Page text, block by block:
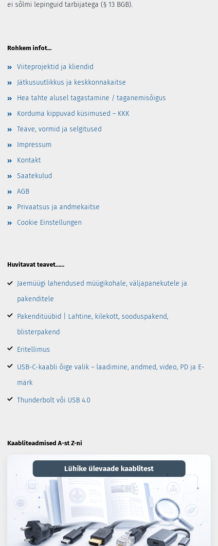
ei sõlmi lepinguid tarbijatega (§ 13 BGB).
Rohkem infot...
Viiteprojektid ja kliendid
Jätkusuutlikkus ja keskkonnakaitse
Hea tahte alusel tagastamine / taganemisõigus
Korduma kippuvad küsimused – KKK
Teave, vormid ja selgitused
Impressum
Kontakt
Saatekulud
AGB
Privaatsus ja andmekaitse
Cookie Einstellungen
Huvitavat teavet……
Jaemüügi lahendused müügikohale, väljapanekutele ja
pakenditele
Pakenditüübid | Lahtine, kilekott, sooduspakend,
blisterpakend
Eritellimus
USB-C-kaabli õige valik – laadimine, andmed, video, PD ja E-
märk
Thunderbolt või USB 4.0
Kaabliteadmised A-st Z-ni
Lühike ülevaade kaablitest